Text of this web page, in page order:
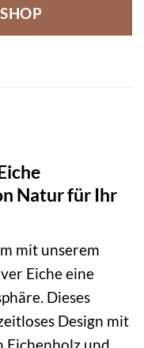
Natur für Ihr
mit unserem
Eiche eine
Dieses
Design mit